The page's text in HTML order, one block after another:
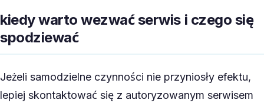
kiedy warto wezwać serwis i czego się
spodziewać
Jeżeli samodzielne czynności nie przyniosły efektu,
lepiej skontaktować się z autoryzowanym serwisem